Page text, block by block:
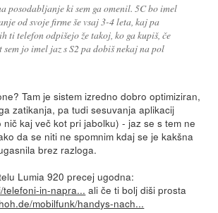
posodabljanje ki sem ga omenil. 5C bo imel
od svoje firme še vsaj 3-4 leta, kaj pa
ti telefon odpišejo že takoj, ko ga kupiš, če
sem jo imel jaz s S2 pa dobiš nekaj na pol
Tam je sistem izredno dobro optimiziran,
zatikanja, pa tudi sesuvanja aplikacij
kaj več kot pri jabolku) - jaz se s tem ne
da se niti ne spomnim kdaj se je kakšna
brez razloga.
Lumia 920 precej ugodna:
telefoni-in-napra... ali če ti bolj diši prosta
mobilfunk/handys-nach...